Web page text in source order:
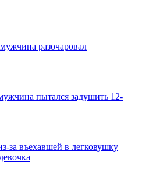
разочаровал
пытался задушить 12-
за въехавшей в легковушку